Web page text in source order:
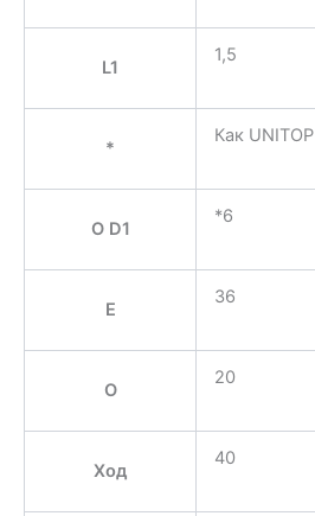
L1
1,5
*
Как UNITOP
O D1
*6
E
36
O
20
Ход
40